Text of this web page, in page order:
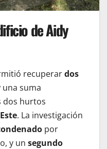
de Aidy
recuperardos
una suma
dos hurtos
. La investigación
por
y un segundo